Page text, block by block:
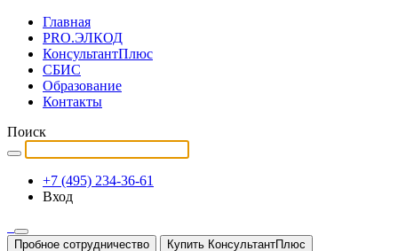
Главная
PRO.ЭЛКОД
КонсультантПлюс
СБИС
Образование
Контакты
Поиск
+7 (495) 234-36-61
Вход
Пробное сотрудничество Купить КонсультантПлюс